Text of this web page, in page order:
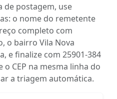
de postagem, use
o nome do remetente
completo com
o bairro Vila Nova
e finalize com 25901-384
o CEP na mesma linha do
a triagem automática.